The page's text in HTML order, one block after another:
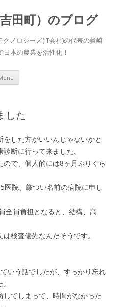
田町）のブログ
ノロジーズ(IT会社)の代表の眞崎
本の農業を活性化！
Skip to content
した
した方がいいんじゃないかと
断に行って来ました。
で、個人的には8ヶ月ぶりぐら
院、厳つい名前の病院に申し
全員負担となると、結構、高
検査優先なんだそうです。
いう話でしたが、すっかり忘れ
てしまって、時間がなかった